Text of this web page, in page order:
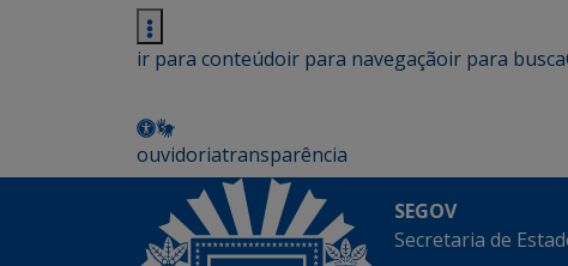
ir para conteúdoir para navegaçãoir para busca
ouvidoriatransparência
SEGOV
Secretaria de